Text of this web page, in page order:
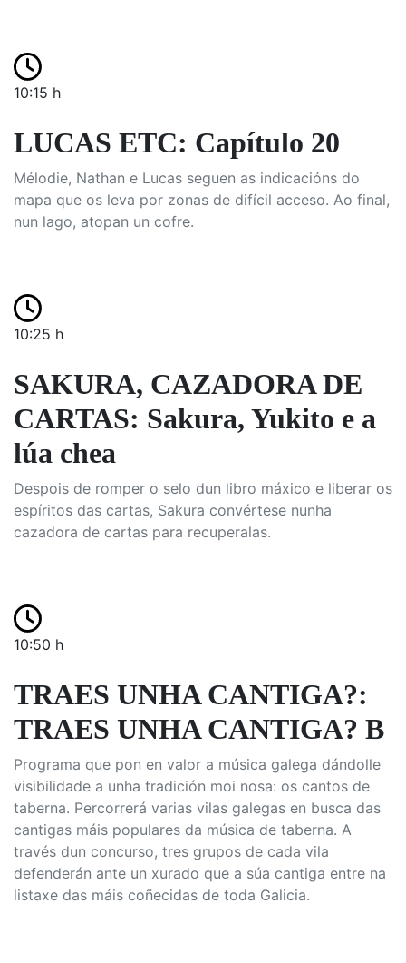
10:15 h
LUCAS ETC: Capítulo 20
Mélodie, Nathan e Lucas seguen as indicacións do
mapa que os leva por zonas de difícil acceso. Ao final,
nun lago, atopan un cofre.
10:25 h
SAKURA, CAZADORA DE
CARTAS: Sakura, Yukito e a
lúa chea
Despois de romper o selo dun libro máxico e liberar os
espíritos das cartas, Sakura convértese nunha
cazadora de cartas para recuperalas.
10:50 h
TRAES UNHA CANTIGA?:
TRAES UNHA CANTIGA? B
Programa que pon en valor a música galega dándolle
visibilidade a unha tradición moi nosa: os cantos de
taberna. Percorrerá varias vilas galegas en busca das
cantigas máis populares da música de taberna. A
través dun concurso, tres grupos de cada vila
defenderán ante un xurado que a súa cantiga entre na
listaxe das máis coñecidas de toda Galicia.